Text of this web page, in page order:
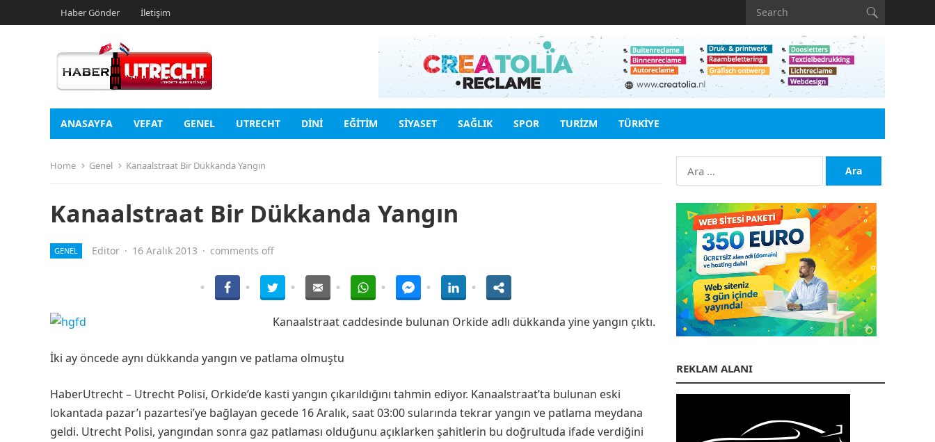
Haber Gönder İletişim
ANASAYFA VEFAT GENEL UTRECHT DINI EĞITIM SIYASET SAĞLIK SPOR TURIZM TÜRKIYE
Home Genel Kanaalstraat Bir Dükkanda Yangın
Kanaalstraat Bir Dükkanda Yangın
GENEL Editor · 16 Aralık 2013 · comments off
Kanaalstraat caddesinde bulunan Orkide adlı dükkanda yine yangın çıktı.
İki ay öncede aynı dükkanda yangın ve patlama olmuştu
HaberUtrecht – Utrecht Polisi, Orkide’de kasti yangın çıkarıldığını tahmin ediyor. Kanaalstraat’ta bulunan eski
lokantada pazar’ı pazartesi’ye bağlayan gecede 16 Aralık, saat 03:00 sularında tekrar yangın ve patlama meydana
geldi. Utrecht Polisi, yangından sonra gaz patlaması olduğunu açıklarken şahitlerin bu doğrultuda ifade verdiğini
Arama:
REKLAM ALANI